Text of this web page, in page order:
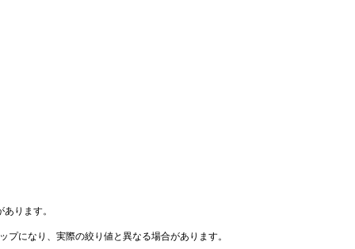
ります。
になり、実際の絞り値と異なる場合があります。